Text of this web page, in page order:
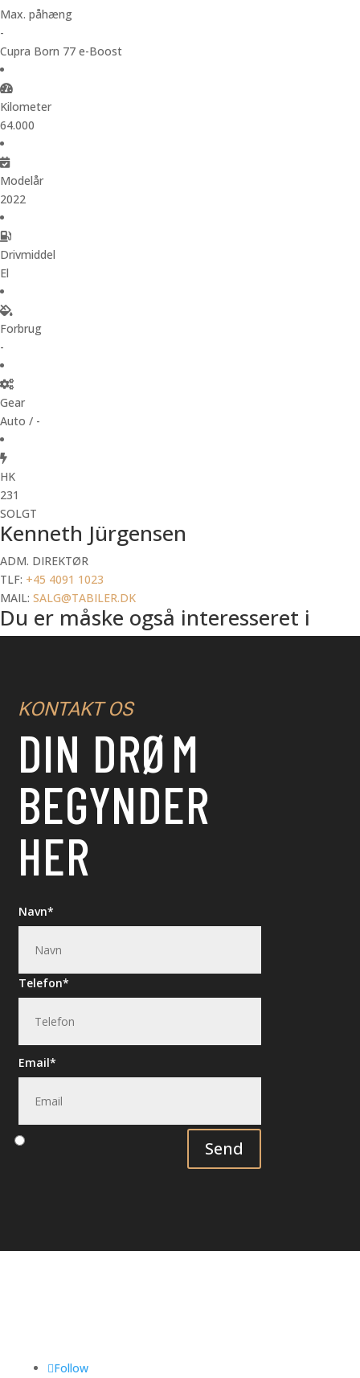
Max. påhæng
-
Cupra Born 77 e-Boost
Kilometer
64.000
Modelår
2022
Drivmiddel
El
Forbrug
-
Gear
Auto / -
HK
231
SOLGT
Kenneth Jürgensen
ADM. DIREKTØR
TLF: +45 4091 1023
MAIL: SALG@TABILER.DK
Du er måske også interesseret i
KONTAKT OS
DIN DRØM
BEGYNDER
HER
Navn
Telefon
Email
Send
Follow